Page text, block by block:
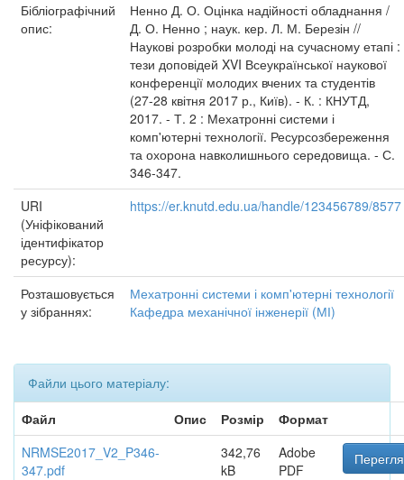
Бібліографічний
опис:
Ненно Д. О. Оцінка надійності обладнання /
Д. О. Ненно ; наук. кер. Л. М. Березін //
Наукові розробки молоді на сучасному етапі :
тези доповідей XVI Всеукраїнської наукової
конференції молодих вчених та студентів
(27-28 квітня 2017 р., Київ). - К. : КНУТД,
2017. - Т. 2 : Мехатронні системи і
комп'ютерні технології. Ресурсозбереження
та охорона навколишнього середовища. - С.
346-347.
URI
(Уніфікований
ідентифікатор
ресурсу):
https://er.knutd.edu.ua/handle/123456789/8577
Розташовується
у зібраннях:
Мехатронні системи і комп'ютерні технології
Кафедра механічної інженерії (МІ)
Файли цього матеріалу:
Файл
Опис Розмір
Формат
NRMSE2017_V2_P346-
347.pdf
342,76
kB
Adobe
PDF